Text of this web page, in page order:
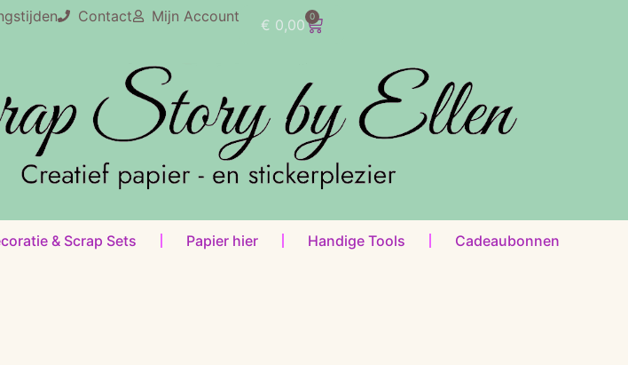
Contact Mijn Account € 0,00 0
& Scrap Sets Papier hier Handige Tools Cadeaubonnen